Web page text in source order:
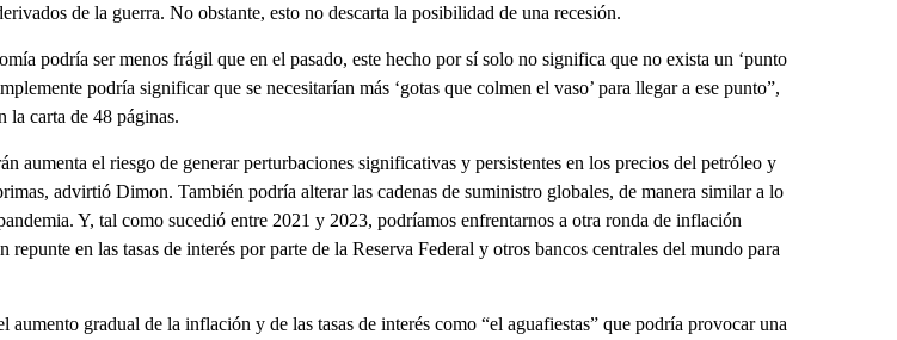
de la guerra. No obstante, esto no descarta la posibilidad de una recesión.
podría ser menos frágil que en el pasado, este hecho por sí solo no significa que no exista un ‘punto
podría significar que se necesitarían más ‘gotas que colmen el vaso’ para llegar a ese punto”,
la carta de 48 páginas.
aumenta el riesgo de generar perturbaciones significativas y persistentes en los precios del petróleo y
advirtió Dimon. También podría alterar las cadenas de suministro globales, de manera similar a lo
Y, tal como sucedió entre 2021 y 2023, podríamos enfrentarnos a otra ronda de inflación
repunte en las tasas de interés por parte de la Reserva Federal y otros bancos centrales del mundo para
aumento gradual de la inflación y de las tasas de interés como “el aguafiestas” que podría provocar una